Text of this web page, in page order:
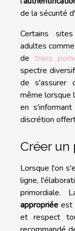
de la sécurité
Certains
adultes
de trans
spectre
de s'assurer
même lorsque
en
discrétion
Créer
Lorsque l'on
ligne,
primordiale.
appropriée est
et respect